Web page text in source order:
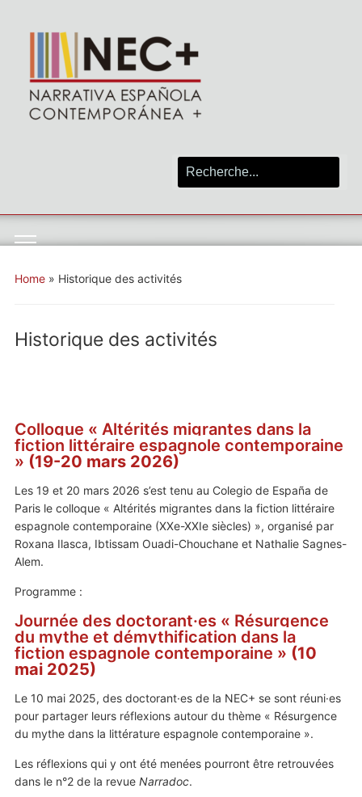
Search
for:
Toggle
Home» Historique des activités
Historique des activités
Colloque « Altérités migrantes dans la
fiction littéraire espagnole contemporaine
» (19-20 mars 2026)
Les 19 et 20 mars 2026 s’est tenu au Colegio de España de
Paris le colloque « Altérités migrantes dans la fiction littéraire
espagnole contemporaine (XXe-XXIe siècles) », organisé par
Roxana Ilasca, Ibtissam Ouadi-Chouchane et Nathalie Sagnes-
Alem.
Programme :
Journée des doctorant·es « Résurgence
du mythe et démythification dans la
fiction espagnole contemporaine » (10
mai 2025)
Le 10 mai 2025, des doctorant·es de la NEC+ se sont réuni·es
pour partager leurs réflexions autour du thème « Résurgence
du mythe dans la littérature espagnole contemporaine ».
Les réflexions qui y ont été menées pourront être retrouvées
dans le n°2 de la revue Narradoc.